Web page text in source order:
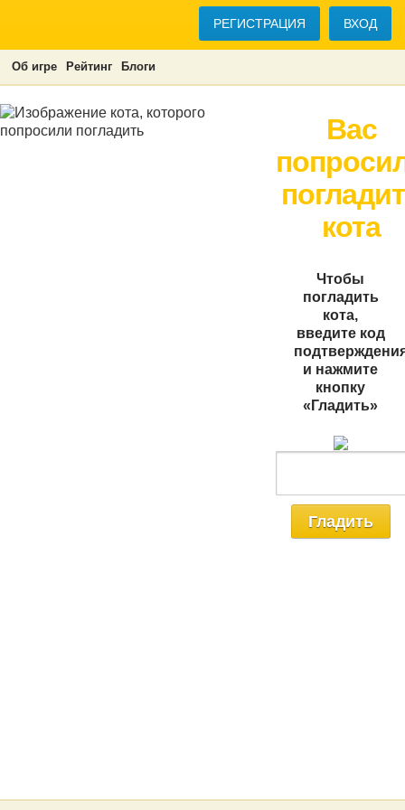
РЕГИСТРАЦИЯ ВХОД
Об игре Рейтинг Блоги
Вас
кота
Чтобы
погладить
кота,
введите код
и нажмите
кнопку
«Гладить»